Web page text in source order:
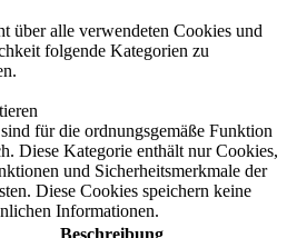
über alle verwendeten Cookies und
folgende Kategorien zu
für die ordnungsgemäße Funktion
Diese Kategorie enthält nur Cookies,
und Sicherheitsmerkmale der
Diese Cookies speichern keine
Informationen.
Beschreibung